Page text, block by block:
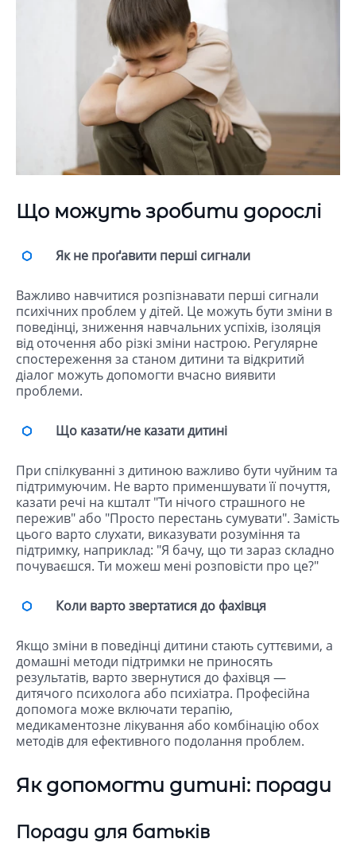
Що можуть зробити дорослі
Як не проґавити перші сигнали
Важливо навчитися розпізнавати перші сигнали
психічних проблем у дітей. Це можуть бути зміни в
поведінці, зниження навчальних успіхів, ізоляція
від оточення або різкі зміни настрою. Регулярне
спостереження за станом дитини та відкритий
діалог можуть допомогти вчасно виявити
проблеми.
Що казати/не казати дитині
При спілкуванні з дитиною важливо бути чуйним та
підтримуючим. Не варто применшувати її почуття,
казати речі на кшталт "Ти нічого страшного не
пережив" або "Просто перестань сумувати". Замість
цього варто слухати, виказувати розуміння та
підтримку, наприклад: "Я бачу, що ти зараз складно
почуваєшся. Ти можеш мені розповісти про це?"
Коли варто звертатися до фахівця
Якщо зміни в поведінці дитини стають суттєвими, а
домашні методи підтримки не приносять
результатів, варто звернутися до фахівця —
дитячого психолога або психіатра. Професійна
допомога може включати терапію,
медикаментозне лікування або комбінацію обох
методів для ефективного подолання проблем.
Як допомогти дитині: поради
Поради для батьків